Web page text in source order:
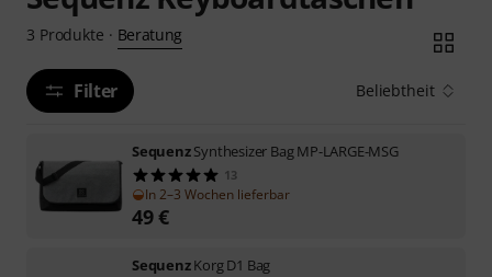
3 Produkte · Beratung
Filter Beliebtheit
SequenzSynthesizer Bag MP-LARGE-MSG
13
In 2–3 Wochen lieferbar
49€
SequenzKorg D1 Bag